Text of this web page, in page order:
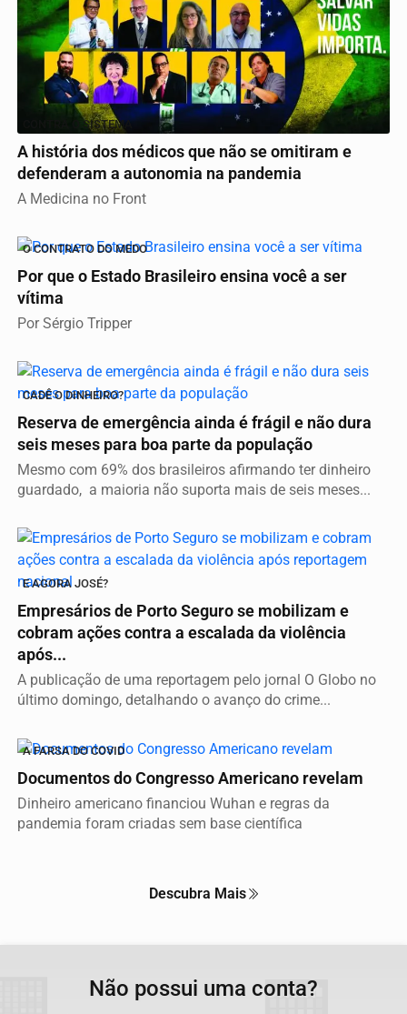
CONTRA O SISTEMA
A história dos médicos que não se omitiram e
defenderam a autonomia na pandemia
A Medicina no Front
O CONTRATO DO MEDO
Por que o Estado Brasileiro ensina você a ser
vítima
Por Sérgio Tripper
CADÊ O DINHEIRO?
Reserva de emergência ainda é frágil e não dura
seis meses para boa parte da população
Mesmo com 69% dos brasileiros afirmando ter dinheiro
guardado, a maioria não suporta mais de seis meses...
E AGORA JOSÉ?
Empresários de Porto Seguro se mobilizam e
cobram ações contra a escalada da violência
após...
A publicação de uma reportagem pelo jornal O Globo no
último domingo, detalhando o avanço do crime...
A FARSA DO COVID
Documentos do Congresso Americano revelam
Dinheiro americano financiou Wuhan e regras da
pandemia foram criadas sem base científica
Descubra Mais
Não possui uma conta?